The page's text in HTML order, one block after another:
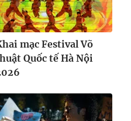
mạc Festival Võ
Quốc tế Hà Nội